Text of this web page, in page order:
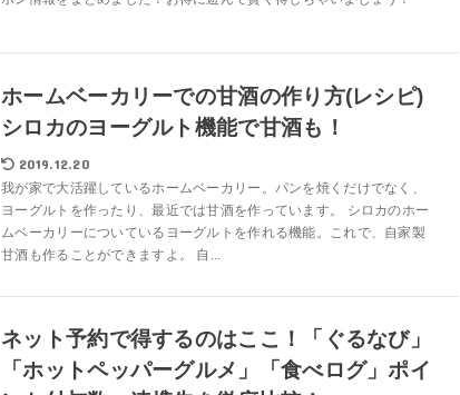
ホームベーカリーでの甘酒の作り方(レシピ)
シロカのヨーグルト機能で甘酒も！
2019.12.20
我が家で大活躍しているホームベーカリー。パンを焼くだけでなく、
ヨーグルトを作ったり、最近では甘酒を作っています。 シロカのホー
ムベーカリーについているヨーグルトを作れる機能。これで、自家製
甘酒も作ることができますよ。 自...
ネット予約で得するのはここ！「ぐるなび」
「ホットペッパーグルメ」「食べログ」ポイ